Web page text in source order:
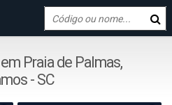
Praia de Palmas,
- SC